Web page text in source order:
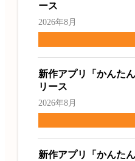
ース
2026年8月
新作アプリ「かんた
リース
2026年8月
新作アプリ「かんた